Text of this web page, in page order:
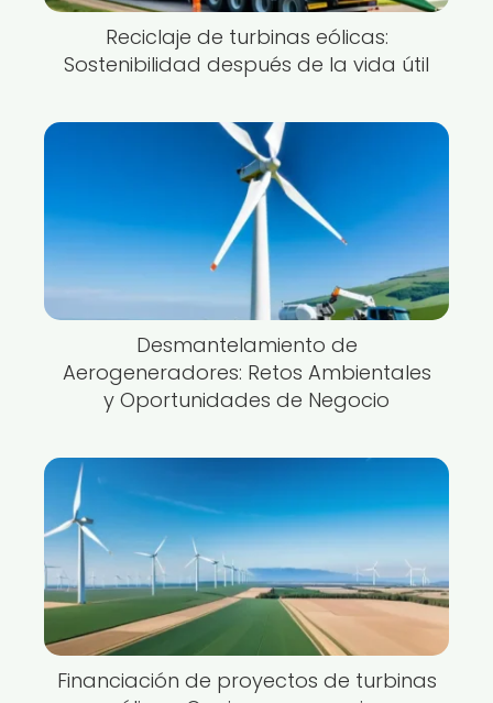
Reciclaje de turbinas eólicas:
Sostenibilidad después de la vida útil
Desmantelamiento de
Aerogeneradores: Retos Ambientales
y Oportunidades de Negocio
Financiación de proyectos de turbinas